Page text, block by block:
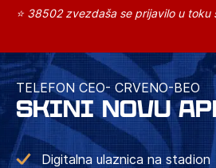
⭐ 38502 zvezdaša se prijavilo u
TELEFON CEO- CRVENO-BEO
SKINI NOVU
Digitalna ulaznica na stadion